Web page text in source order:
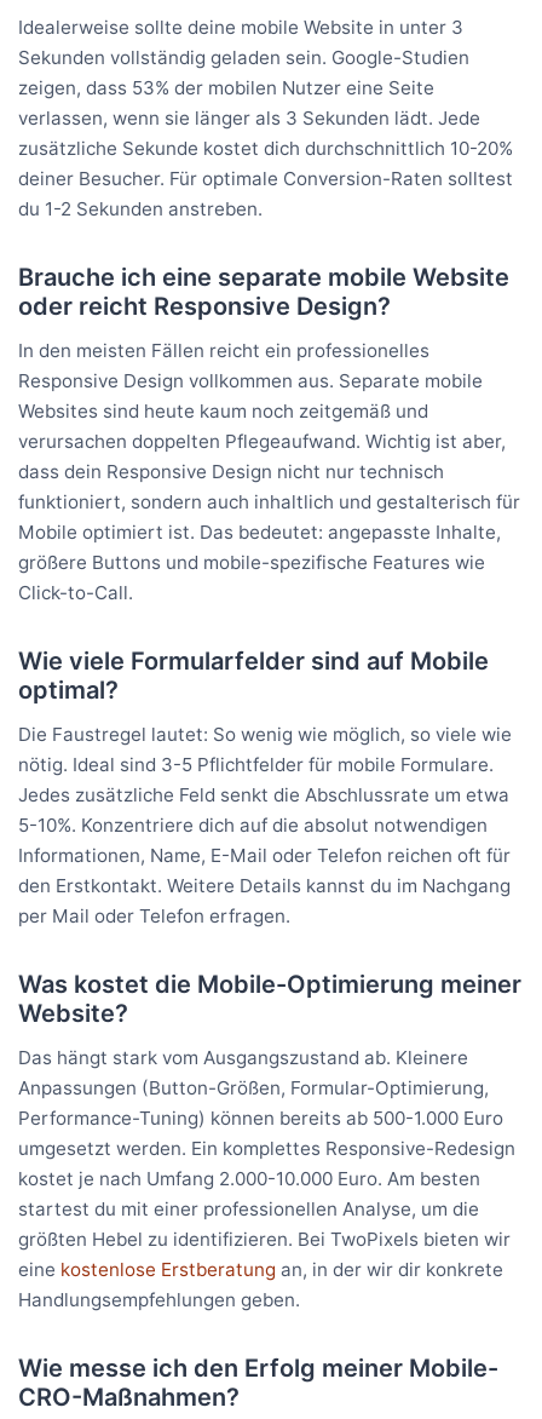
Idealerweise sollte deine mobile Website in unter 3
Sekunden vollständig geladen sein. Google-Studien
zeigen, dass 53% der mobilen Nutzer eine Seite
verlassen, wenn sie länger als 3 Sekunden lädt. Jede
zusätzliche Sekunde kostet dich durchschnittlich 10-20%
deiner Besucher. Für optimale Conversion-Raten solltest
du 1-2 Sekunden anstreben.
Brauche ich eine separate mobile Website
oder reicht Responsive Design?
In den meisten Fällen reicht ein professionelles
Responsive Design vollkommen aus. Separate mobile
Websites sind heute kaum noch zeitgemäß und
verursachen doppelten Pflegeaufwand. Wichtig ist aber,
dass dein Responsive Design nicht nur technisch
funktioniert, sondern auch inhaltlich und gestalterisch für
Mobile optimiert ist. Das bedeutet: angepasste Inhalte,
größere Buttons und mobile-spezifische Features wie
Click-to-Call.
Wie viele Formularfelder sind auf Mobile
optimal?
Die Faustregel lautet: So wenig wie möglich, so viele wie
nötig. Ideal sind 3-5 Pflichtfelder für mobile Formulare.
Jedes zusätzliche Feld senkt die Abschlussrate um etwa
5-10%. Konzentriere dich auf die absolut notwendigen
Informationen, Name, E-Mail oder Telefon reichen oft für
den Erstkontakt. Weitere Details kannst du im Nachgang
per Mail oder Telefon erfragen.
Was kostet die Mobile-Optimierung meiner
Website?
Das hängt stark vom Ausgangszustand ab. Kleinere
Anpassungen (Button-Größen, Formular-Optimierung,
Performance-Tuning) können bereits ab 500-1.000 Euro
umgesetzt werden. Ein komplettes Responsive-Redesign
kostet je nach Umfang 2.000-10.000 Euro. Am besten
startest du mit einer professionellen Analyse, um die
größten Hebel zu identifizieren. Bei TwoPixels bieten wir
eine kostenlose Erstberatung an, in der wir dir konkrete
Handlungsempfehlungen geben.
Wie messe ich den Erfolg meiner Mobile-
CRO-Maßnahmen?